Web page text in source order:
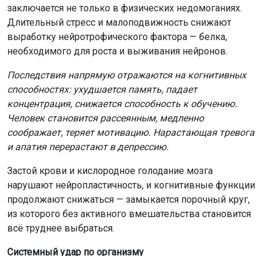
заключается не только в физических недомоганиях.
Длительный стресс и малоподвижность снижают
выработку нейротрофического фактора — белка,
необходимого для роста и выживания нейронов.
Последствия напрямую отражаются на когнитивных
способностях: ухудшается память, падает
концентрация, снижается способность к обучению.
Человек становится рассеянным, медленно
соображает, теряет мотивацию. Нарастающая тревога
и апатия перерастают в депрессию.
Застой крови и кислородное голодание мозга
нарушают нейропластичность, и когнитивные функции
продолжают снижаться — замыкается порочный круг,
из которого без активного вмешательства становится
всё труднее выбраться.
Системный удар по организму